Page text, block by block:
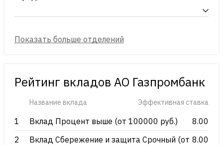
Рейтинг вкладов АО Газпромбанк
Название вклада Эффективная ставка
1 Вклад Процент выше (от 100000 руб.)
8.00
2
Вклад Сбережение и защита Срочный (от 8.00